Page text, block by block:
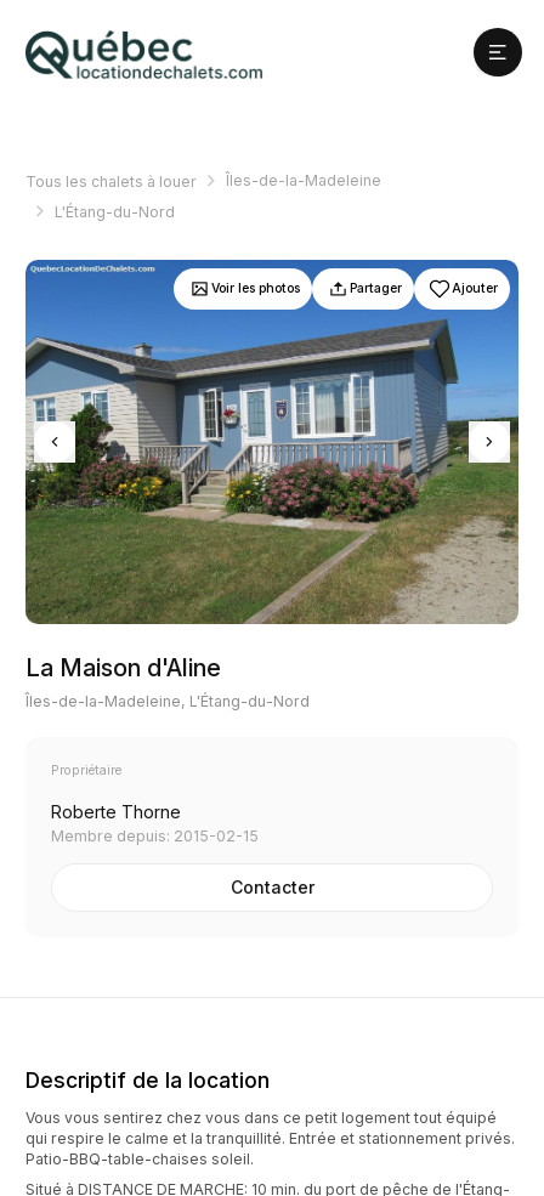
Tous les chalets à louer
Îles-de-la-Madeleine
L'Étang-du-Nord
La Maison d'Aline
Îles-de-la-Madeleine, L'Étang-du-Nord
Propriétaire
Roberte Thorne
Membre depuis: 2015-02-15
Contacter
Voir les photos Partager Ajouter
Descriptif de la location
Vous vous sentirez chez vous dans ce petit logement tout équipé
qui respire le calme et la tranquillité. Entrée et stationnement privés.
Patio-BBQ-table-chaises soleil.
Situé à DISTANCE DE MARCHE: 10 min. du port de pêche de l'Étang-